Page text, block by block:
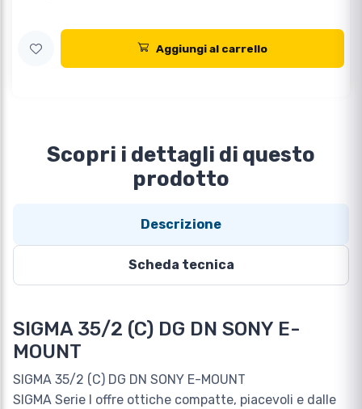
Aggiungi al carrello
Scopri i dettagli di questo
prodotto
Descrizione
Scheda tecnica
SIGMA 35/2 (C) DG DN SONY E-
MOUNT
SIGMA 35/2 (C) DG DN SONY E-MOUNT
SIGMA Serie I offre ottiche compatte, piacevoli e dalle